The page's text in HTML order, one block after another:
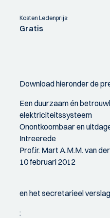
Kosten Ledenprijs:
Gratis
Download hieronder de
Een duurzaam én
elektriciteitssysteem
Onontkoombaar en
Intreerede
Prof.ir. Mart A.M.M. van
10 februari 2012
en het secretarieel
: